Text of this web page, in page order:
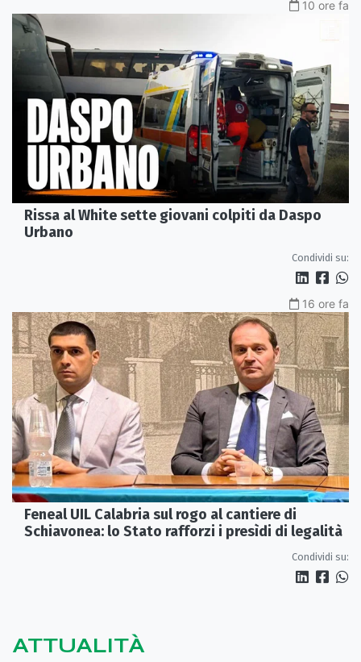
10 ore fa
Rissa al White sette giovani colpiti da Daspo
Urbano
Condividi su:
16 ore fa
Feneal UIL Calabria sul rogo al cantiere di
Schiavonea: lo Stato rafforzi i presìdi di legalità
Condividi su:
ATTUALITÀ